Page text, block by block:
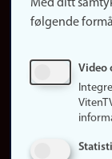
Finn studier
Ledige stillinger
Med ditt
følgende
Video